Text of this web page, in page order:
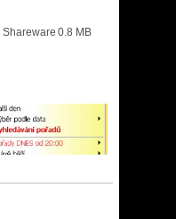
Shareware 0.8 MB